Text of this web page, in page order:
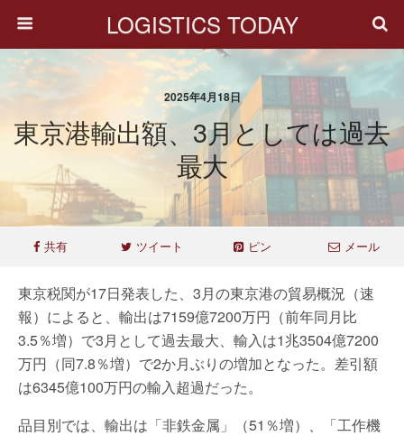
LOGISTICS TODAY
2025年4月18日
東京港輸出額、3月としては過去
最大
共有 ツイート ピン メール
東京税関が17日発表した、3月の東京港の貿易概況（速
報）によると、輸出は7159億7200万円（前年同月比
3.5％増）で3月として過去最大、輸入は1兆3504億7200
万円（同7.8％増）で2か月ぶりの増加となった。差引額
は6345億100万円の輸入超過だった。
品目別では、輸出は「非鉄金属」（51％増）、「工作機